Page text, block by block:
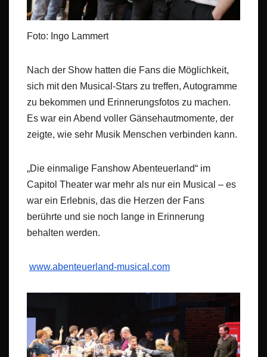
Foto: Ingo Lammert
Nach der Show hatten die Fans die Möglichkeit,
sich mit den Musical-Stars zu treffen, Autogramme
zu bekommen und Erinnerungsfotos zu machen.
Es war ein Abend voller Gänsehautmomente, der
zeigte, wie sehr Musik Menschen verbinden kann.
„Die einmalige Fanshow Abenteuerland“ im
Capitol Theater war mehr als nur ein Musical – es
war ein Erlebnis, das die Herzen der Fans
berührte und sie noch lange in Erinnerung
behalten werden.
www.abenteuerland-musical.com